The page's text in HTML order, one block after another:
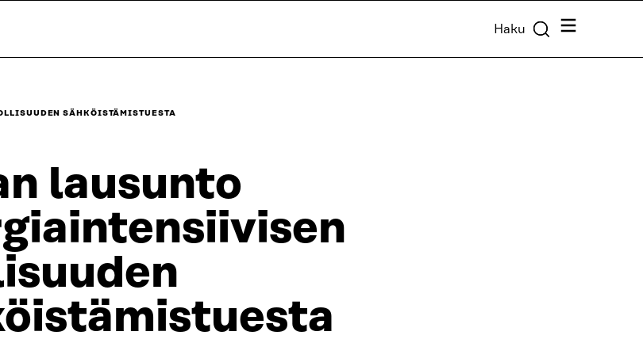
Haku Valikko
SÄHKÖISTÄMISTUESTA
lausunto